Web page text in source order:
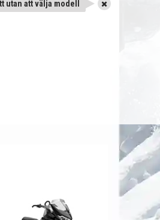
utan att välja modell